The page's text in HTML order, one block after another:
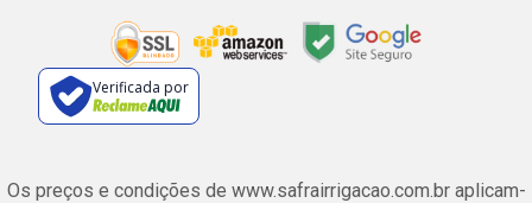
Verificada por
Os preços e condições de www.safrairrigacao.com.br aplicam-